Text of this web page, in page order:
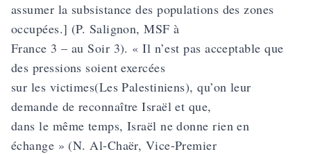
assumer la subsistance des populations des zones
occupées.] (P. Salignon, MSF à
France 3 – au Soir 3). « Il n’est pas acceptable que
des pressions soient exercées
sur les victimes(Les Palestiniens), qu’on leur
demande de reconnaître Israël et que,
dans le même temps, Israël ne donne rien en
échange » (N. Al-Chaër, Vice-Premier